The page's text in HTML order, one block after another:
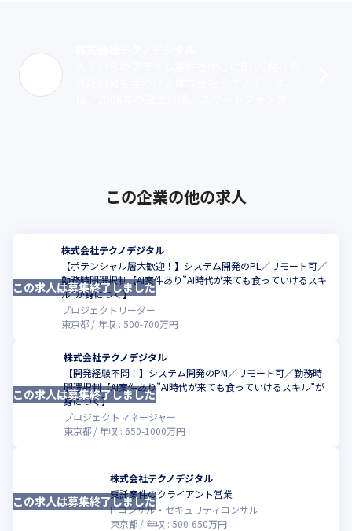
この企業の他の求人
株式会社テクノデジタル
【ポテンシャル層大歓迎！】システム開発のPL／リモート可／
勤務時間選択制【AI案件あり”AI時代が来ても食っていけるスキ
ル”が身につく】
プロジェクトリーダー
東京都
年収 : 500-700万円
この求人は募集終了しました
株式会社テクノデジタル
【開発経験不問！】システム開発のPM／リモート可／勤務時
間選択制【AI案件あり”AI時代が来ても食っていけるスキル”が
身につく】
プロジェクトマネージャー
東京都
年収 : 650-1000万円
この求人は募集終了しました
株式会社テクノデジタル
受託案件のクライアント営業
ITコンサル・セキュリティコンサル
東京都
年収 : 500-650万円
この求人は募集終了しました